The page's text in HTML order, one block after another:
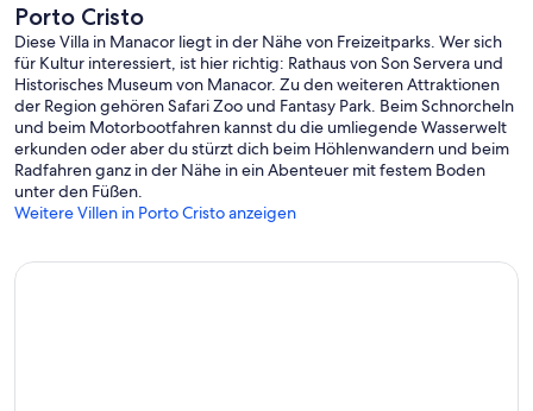
Porto Cristo
Diese Villa in Manacor liegt in der Nähe von Freizeitparks. Wer sich
für Kultur interessiert, ist hier richtig: Rathaus von Son Servera und
Historisches Museum von Manacor. Zu den weiteren Attraktionen
der Region gehören Safari Zoo und Fantasy Park. Beim Schnorcheln
und beim Motorbootfahren kannst du die umliegende Wasserwelt
erkunden oder aber du stürzt dich beim Höhlenwandern und beim
Radfahren ganz in der Nähe in ein Abenteuer mit festem Boden
unter den Füßen.
Weitere Villen in Porto Cristo anzeigen